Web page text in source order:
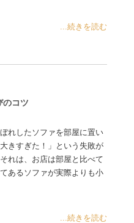
...続きを読む
のコツ
れしたソファを部屋に置い
きすぎた！」という失敗が
れは、お店は部屋と比べて
あるソファが実際よりも小
...続きを読む